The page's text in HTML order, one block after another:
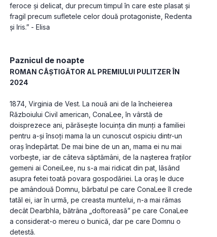
feroce și delicat, dur precum timpul în care este plasat și
fragil precum sufletele celor două protagoniste, Redenta
și Iris.” - Elisa
Paznicul de noapte
ROMAN CÂȘTIGĂTOR AL PREMIULUI PULITZER ÎN
2024
1874, Virginia de Vest. La nouă ani de la încheierea
Războiului Civil american, ConaLee, în vârstă de
doisprezece ani, părăsește locuința din munți a familiei
pentru a-și însoți mama la un cunoscut ospiciu dintr-un
oraș îndepărtat. De mai bine de un an, mama ei nu mai
vorbește, iar de câteva săptămâni, de la nașterea fraților
gemeni ai ConeiLee, nu s-a mai ridicat din pat, lăsând
asupra fetei toată povara gospodăriei. La oraș le duce
pe amândouă Domnu, bărbatul pe care ConaLee îl crede
tatăl ei, iar în urmă, pe creasta muntelui, n-a mai rămas
decât Dearbhla, bătrâna „doftoreasă” pe care ConaLee
a considerat-o mereu o bunică, dar pe care Domnu o
detestă.